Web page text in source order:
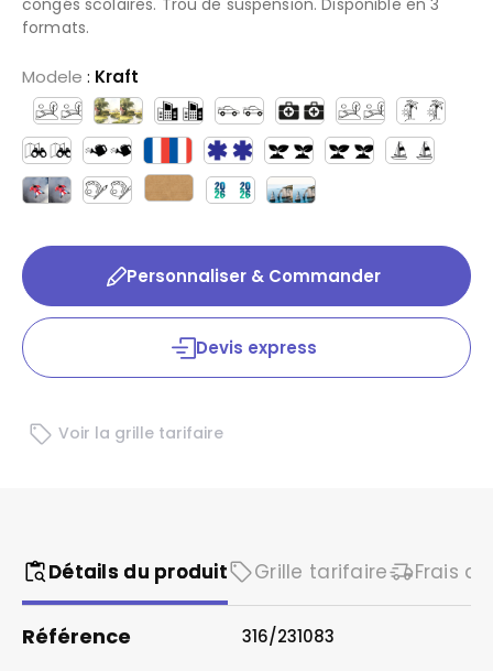
formats.
Modele : Kraft
Personnaliser & Commander
Devis express
Voir la grille tarifaire
Détails du produit Grille tarifaire Frais
Référence 316/231083